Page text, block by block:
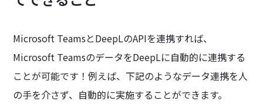
Microsoft TeamsとDeepLのAPIを連携すれば、
Microsoft TeamsのデータをDeepLに自動的に連携する
ことが可能です！例えば、下記のようなデータ連携を人
の手を介さず、自動的に実施することができます。